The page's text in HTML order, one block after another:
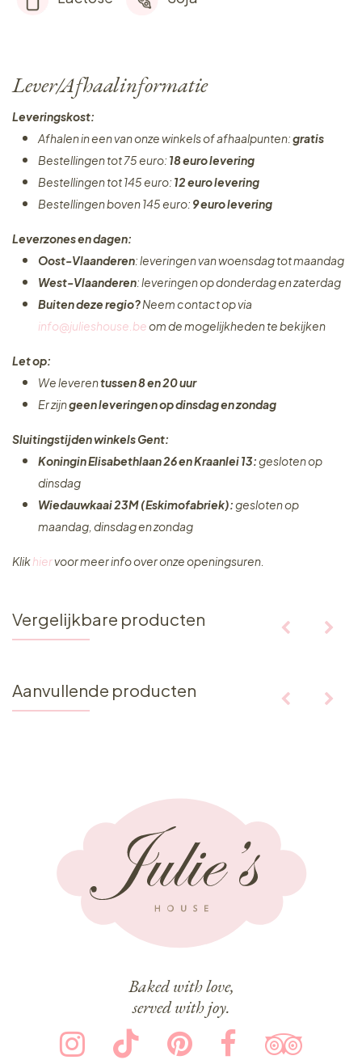
Lever/Afhaalinformatie
Leveringskost:
Afhalen in een van onze winkels of afhaalpunten:gratis
Bestellingen tot 75 euro: 18 euro levering
Bestellingen tot 145 euro: 12 euro levering
Bestellingen boven 145 euro: 9 euro levering
Leverzones en dagen:
Oost-Vlaanderen: leveringen van woensdag tot maandag
West-Vlaanderen: leveringen op donderdag en zaterdag
Buiten deze regio?Neem contact op via
info@julieshouse.beom de mogelijkheden te bekijken
Let op:
We leverentussen 8 en 20 uur
Er zijngeen leveringenop dinsdag en zondag
Sluitingstijden winkels Gent:
Koningin Elisabethlaan 26 en Kraanlei 13:gesloten op
dinsdag
Wiedauwkaai 23M (Eskimofabriek):gesloten op
maandag, dinsdag en zondag
Klikhiervoor meer info over onze openingsuren.
Vergelijkbare producten
Aanvullende producten
Baked with love,
served with joy.